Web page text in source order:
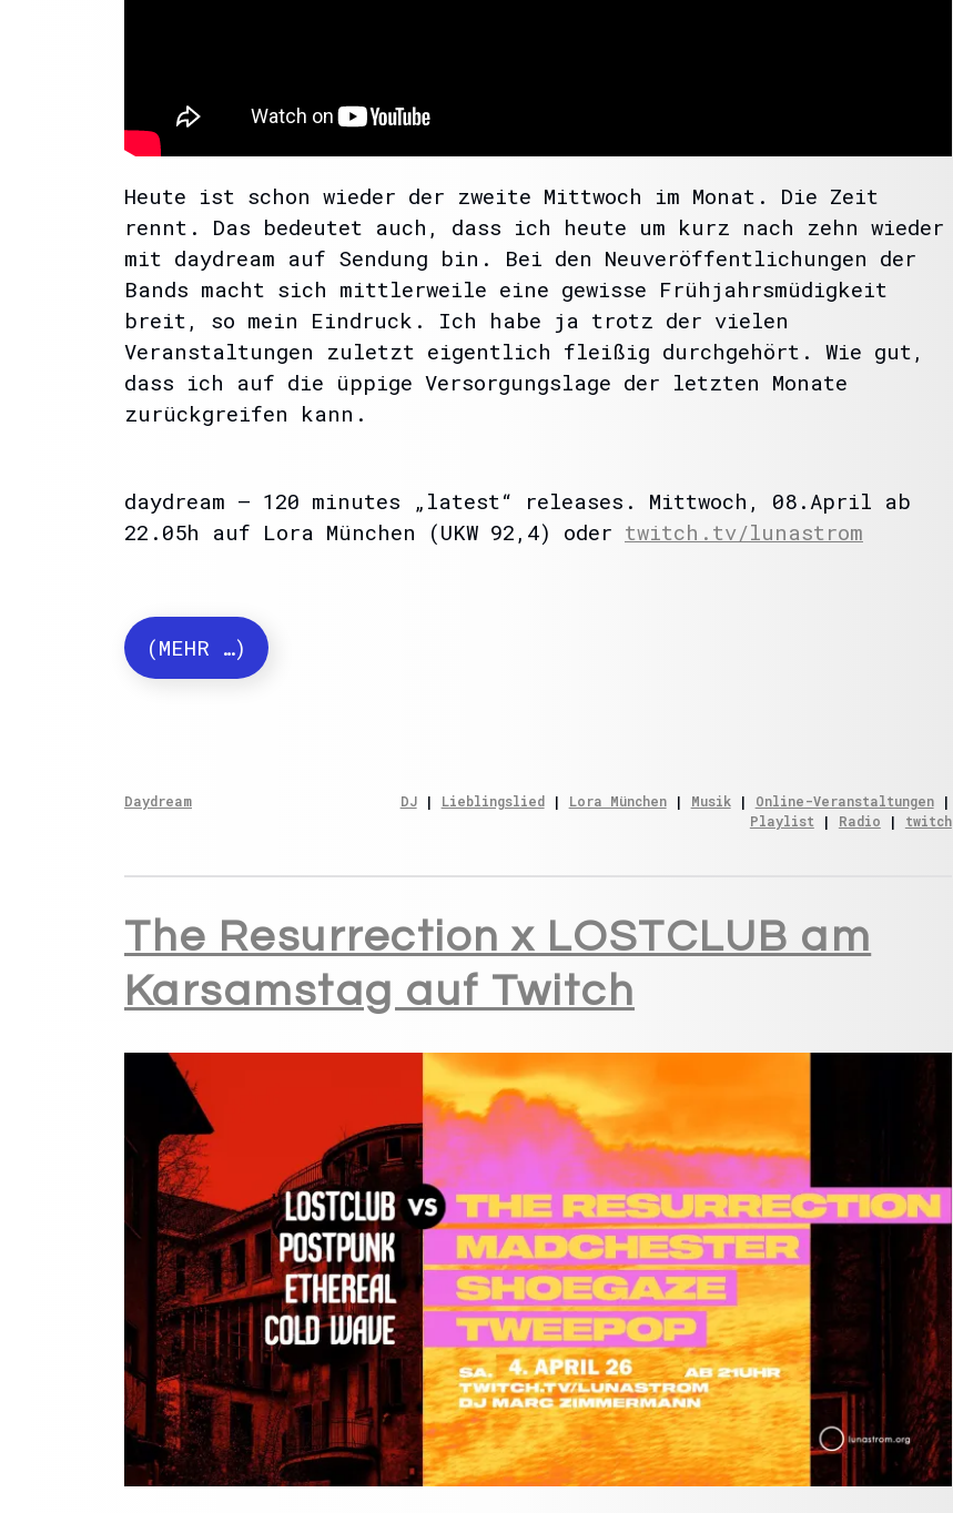
Heute ist schon wieder der zweite Mittwoch im Monat. Die Zeit
rennt. Das bedeutet auch, dass ich heute um kurz nach zehn wieder
mit daydream auf Sendung bin. Bei den Neuveröffentlichungen der
Bands macht sich mittlerweile eine gewisse Frühjahrsmüdigkeit
breit, so mein Eindruck. Ich habe ja trotz der vielen
Veranstaltungen zuletzt eigentlich fleißig durchgehört. Wie gut,
dass ich auf die üppige Versorgungslage der letzten Monate
zurückgreifen kann.
daydream – 120 minutes „latest“ releases. Mittwoch, 08.April ab
22.05h auf Lora München (UKW 92,4) oder twitch.tv/lunastrom
(MEHR …)
Daydream DJ | Lieblingslied | Lora München | Musik | Online-Veranstaltungen
Playlist | Radio | twitch
The Resurrection x LOSTCLUB am
Karsamstag auf Twitch